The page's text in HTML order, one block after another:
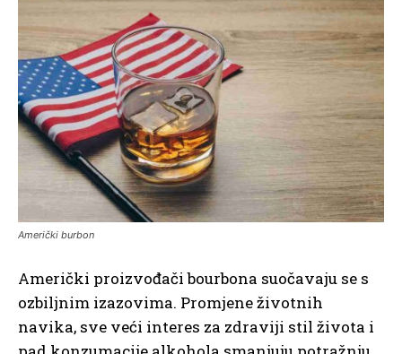
Američki burbon
Američki proizvođači bourbona suočavaju se s
ozbiljnim izazovima. Promjene životnih
navika, sve veći interes za zdraviji stil života i